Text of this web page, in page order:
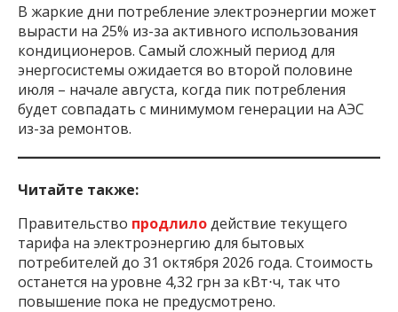
В жаркие дни потребление электроэнергии может
вырасти на 25% из-за активного использования
кондиционеров. Самый сложный период для
энергосистемы ожидается во второй половине
июля – начале августа, когда пик потребления
будет совпадать с минимумом генерации на АЭС
из-за ремонтов.
Читайте также:
Правительство продлилодействие текущего
тарифа на электроэнергию для бытовых
потребителей до 31 октября 2026 года. Стоимость
останется на уровне 4,32 грн за кВт⋅ч, так что
повышение пока не предусмотрено.